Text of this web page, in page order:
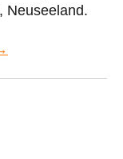
Neuseeland.